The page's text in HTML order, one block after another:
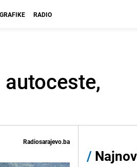
RADIO
Radiosarajevo.ba
/